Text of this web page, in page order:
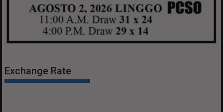
Exchange Rate